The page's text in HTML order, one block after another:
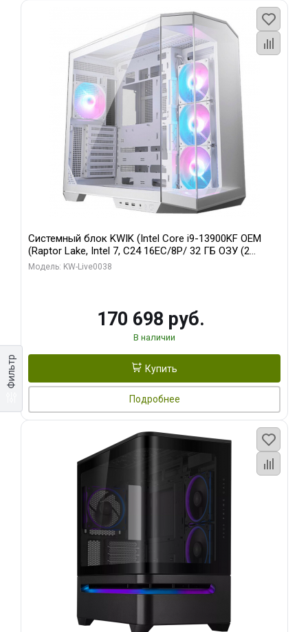
Фильтр
Системный блок KWIK (Intel Core i9-13900KF OEM
(Raptor Lake, Intel 7, C24 16EC/8P/ 32 ГБ ОЗУ (2
модуля)/ Gigabyte RX9070XT GAMING OC 16GB GDDR6
Модель: KW-Live0038
170 698 руб.
В наличии
Купить
Подробнее